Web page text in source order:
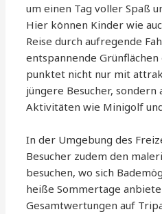
um einen Tag voller Spaß
Hier können Kinder wie
Reise durch aufregende
entspannende
punktet nicht nur mit
jüngere Besucher,
Aktivitäten wie Minigolf
In der Umgebung des
Besucher zudem den
besuchen, wo sich
heiße Sommertage
Gesamtwertungen auf